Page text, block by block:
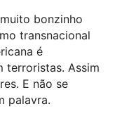
bonzinho
transnacional
é
terroristas. Assim
E não se
palavra.